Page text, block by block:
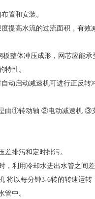
置和安装。
提高水流的过流面积，有
整体冲压成形，网芯应能
特性。
动启动减速机可进行正反转
是由①转动轴 ②电动减速机
差排污和定时排污。
，利用冷却水进出水管之间
将以每分钟3-6转的转速运
管中。